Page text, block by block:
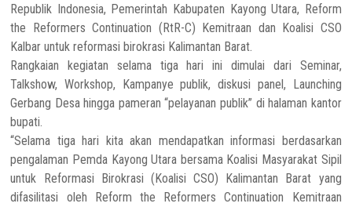
Republik Indonesia, Pemerintah Kabupaten Kayong Utara, Reform
the Reformers Continuation (RtR-C) Kemitraan dan Koalisi CSO
Kalbar untuk reformasi birokrasi Kalimantan Barat.
Rangkaian kegiatan selama tiga hari ini dimulai dari Seminar,
Talkshow, Workshop, Kampanye publik, diskusi panel, Launching
Gerbang Desa hingga pameran “pelayanan publik” di halaman kantor
bupati.
“Selama tiga hari kita akan mendapatkan informasi berdasarkan
pengalaman Pemda Kayong Utara bersama Koalisi Masyarakat Sipil
untuk Reformasi Birokrasi (Koalisi CSO) Kalimantan Barat yang
difasilitasi oleh Reform the Reformers Continuation Kemitraan